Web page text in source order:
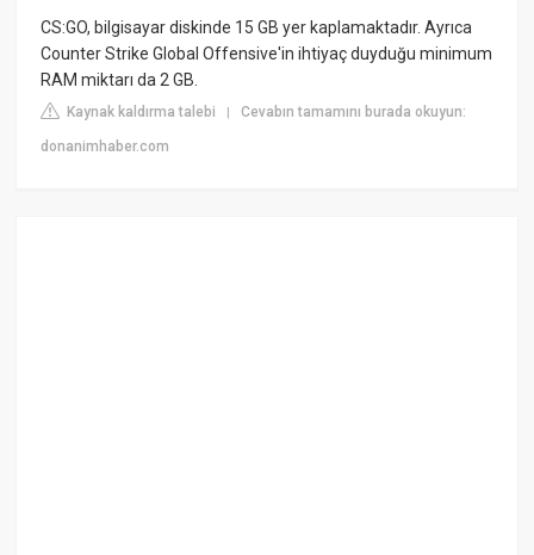
CS:GO, bilgisayar diskinde 15 GB yer kaplamaktadır. Ayrıca
Counter Strike Global Offensive'in ihtiyaç duyduğu minimum
RAM miktarı da 2 GB.
Kaynak kaldırma talebi |Cevabın tamamını burada okuyun:
donanimhaber.com